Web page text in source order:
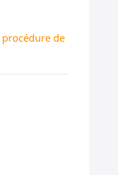
procédure de